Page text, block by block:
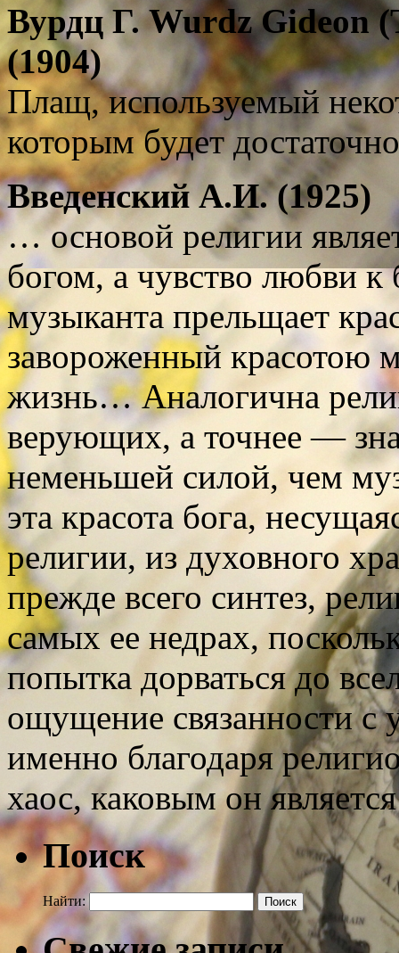
Вурдц Г. Wurdz Gideon
(1904)
Плащ, используемый
которым будет
Введенский А.И. (1925)
… основой религии
богом, a чувство любви к
музыканта прельщает
завороженный красотою
жизнь… Аналогична
верующих, а точнее —
неменьшей силой, чем
эта красота бога,
религии, из духовного
прежде всего синтез,
самых ее недрах,
попытка дорваться до
ощущение связанности
именно благодаря
хаос, каковым он
Поиск
Найти: